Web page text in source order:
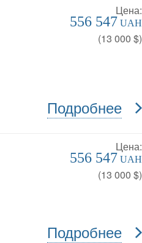
Цена:
556 547 UAH
(13 000 $)
Подробнее
Цена:
556 547 UAH
(13 000 $)
Подробнее